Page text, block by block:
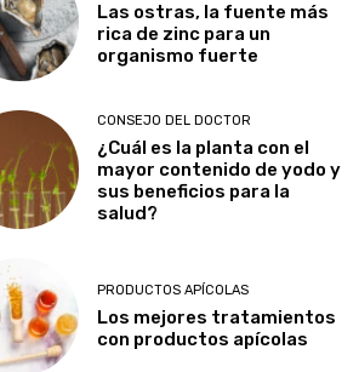
Las ostras, la fuente más
rica de zinc para un
organismo fuerte
CONSEJO DEL DOCTOR
¿Cuál es la planta con el
mayor contenido de yodo y
sus beneficios para la
salud?
PRODUCTOS APÍCOLAS
Los mejores tratamientos
con productos apícolas